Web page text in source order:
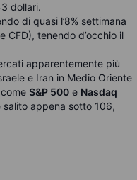
dollari.
di quasi l’8% settimana
tenendo d’occhio il
apparentemente più
e Iran in Medio Oriente
S&P 500 e Nasdaq
salito appena sotto 106,